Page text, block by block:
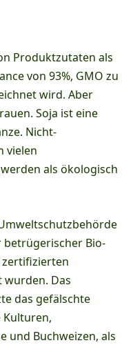
Produktzutaten als
von 93%, GMO zu
wird. Aber
Soja ist eine
Nicht-
vielen
als ökologisch
Bio-
wurden. Das
das gefälschte
und Buchweizen, als